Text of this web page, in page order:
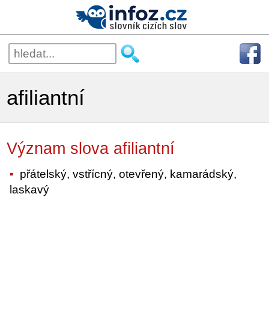
afiliantní
Význam slova afiliantní
přátelský, vstřícný, otevřený, kamarádský,
laskavý